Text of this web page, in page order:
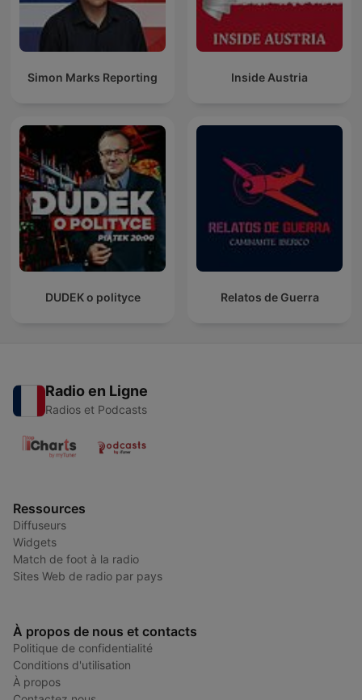
Simon Marks Reporting Inside Austria
DUDEK o polityce Relatos de Guerra
Radio en Ligne
Radios et Podcasts
Ressources
Diffuseurs
Widgets
Match de foot à la radio
Sites Web de radio par pays
À propos de nous et contacts
Politique de confidentialité
Conditions d'utilisation
À propos